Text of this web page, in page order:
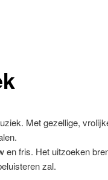
Met gezellige,
en fris. Het uitzoeken
zal.